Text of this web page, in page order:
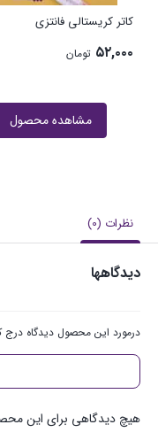
کاتر کریستالی فانتزی
۵۲,۰۰۰ تومان
مشاهده محصول
نظرات (0)
دیدگاهها
درمورد این محصول دیدگاه درج
هیچ دیدگاهی برای این